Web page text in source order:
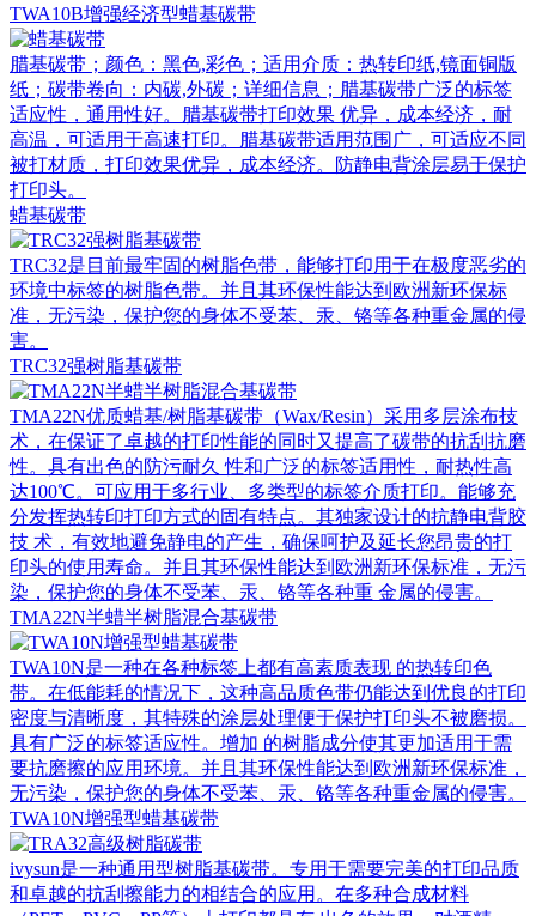
TWA10B增强经济型蜡基碳带
腊基碳带；颜色：黑色,彩色；适用介质：热转印纸,镜面铜版
纸；碳带卷向：内碳,外碳；详细信息；腊基碳带广泛的标签
适应性，通用性好。腊基碳带打印效果 优异，成本经济，耐
高温，可适用于高速打印。腊基碳带适用范围广，可适应不同
被打材质，打印效果优异，成本经济。防静电背涂层易于保护
打印头。
蜡基碳带
TRC32是目前最牢固的树脂色带，能够打印用于在极度恶劣的
环境中标签的树脂色带。并且其环保性能达到欧洲新环保标
准，无污染，保护您的身体不受苯、汞、铬等各种重金属的侵
害。
TRC32强树脂基碳带
TMA22N优质蜡基/树脂基碳带（Wax/Resin）采用多层涂布技
术，在保证了卓越的打印性能的同时又提高了碳带的抗刮抗磨
性。具有出色的防污耐久 性和广泛的标签适用性，耐热性高
达100℃。可应用于多行业、多类型的标签介质打印。能够充
分发挥热转印打印方式的固有特点。其独家设计的抗静电背胶
技 术，有效地避免静电的产生，确保呵护及延长您昂贵的打
印头的使用寿命。并且其环保性能达到欧洲新环保标准，无污
染，保护您的身体不受苯、汞、铬等各种重 金属的侵害。
TMA22N半蜡半树脂混合基碳带
TWA10N是一种在各种标签上都有高素质表现 的热转印色
带。在低能耗的情况下，这种高品质色带仍能达到优良的打印
密度与清晰度，其特殊的涂层处理便于保护打印头不被磨损。
具有广泛的标签适应性。增加 的树脂成分使其更加适用于需
要抗磨擦的应用环境。并且其环保性能达到欧洲新环保标准，
无污染，保护您的身体不受苯、汞、铬等各种重金属的侵害。
TWA10N增强型蜡基碳带
ivysun是一种通用型树脂基碳带。专用于需要完美的打印品质
和卓越的抗刮擦能力的相结合的应用。在多种合成材料